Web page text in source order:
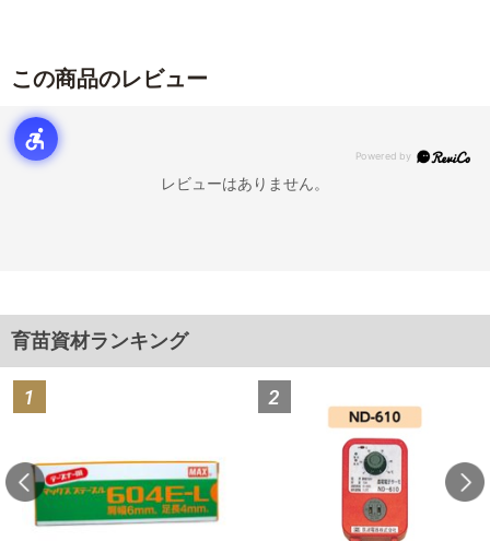
この商品のレビュー
レビューはありません。
育苗資材ランキング